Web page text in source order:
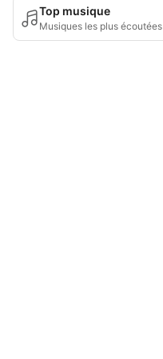
Top musique
Musiques les plus écoutées